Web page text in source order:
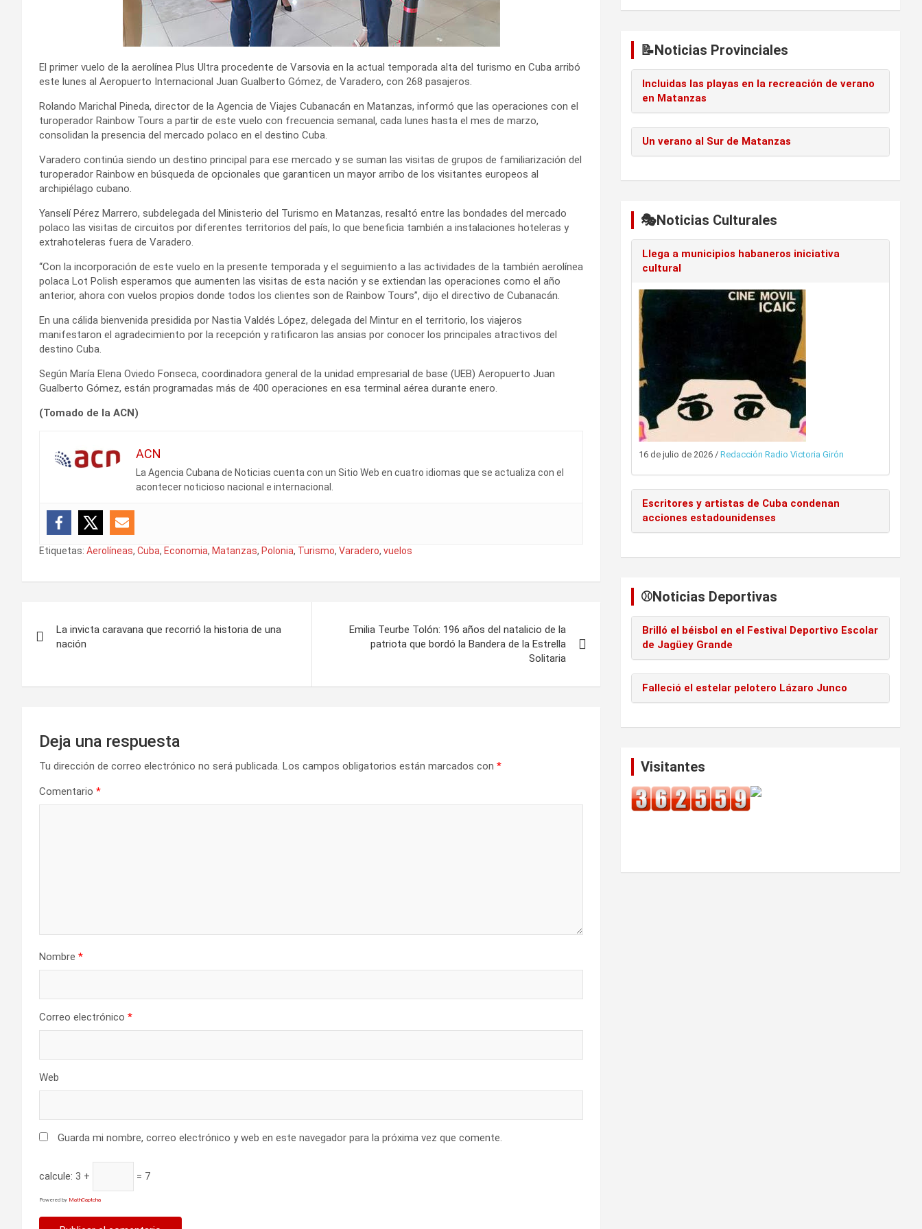
El primer vuelo de la aerolínea Plus Ultra procedente de Varsovia en la actual temporada alta del turismo en Cuba arribó
este lunes al Aeropuerto Internacional Juan Gualberto Gómez, de Varadero, con 268 pasajeros.
Rolando Marichal Pineda, director de la Agencia de Viajes Cubanacán en Matanzas, informó que las operaciones con el
turoperador Rainbow Tours a partir de este vuelo con frecuencia semanal, cada lunes hasta el mes de marzo,
consolidan la presencia del mercado polaco en el destino Cuba.
Varadero continúa siendo un destino principal para ese mercado y se suman las visitas de grupos de familiarización del
turoperador Rainbow en búsqueda de opcionales que garanticen un mayor arribo de los visitantes europeos al
archipiélago cubano.
Yanselí Pérez Marrero, subdelegada del Ministerio del Turismo en Matanzas, resaltó entre las bondades del mercado
polaco las visitas de circuitos por diferentes territorios del país, lo que beneficia también a instalaciones hoteleras y
extrahoteleras fuera de Varadero.
“Con la incorporación de este vuelo en la presente temporada y el seguimiento a las actividades de la también aerolínea
polaca Lot Polish esperamos que aumenten las visitas de esta nación y se extiendan las operaciones como el año
anterior, ahora con vuelos propios donde todos los clientes son de Rainbow Tours”, dijo el directivo de Cubanacán.
En una cálida bienvenida presidida por Nastia Valdés López, delegada del Mintur en el territorio, los viajeros
manifestaron el agradecimiento por la recepción y ratificaron las ansias por conocer los principales atractivos del
destino Cuba.
Según María Elena Oviedo Fonseca, coordinadora general de la unidad empresarial de base (UEB) Aeropuerto Juan
Gualberto Gómez, están programadas más de 400 operaciones en esa terminal aérea durante enero.
(Tomado de la ACN)
ACN
La Agencia Cubana de Noticias cuenta con un Sitio Web en cuatro idiomas que se actualiza con el
acontecer noticioso nacional e internacional.
Etiquetas: Aerolíneas, Cuba, Economia, Matanzas, Polonia, Turismo, Varadero, vuelos
La invicta caravana que recorrió la historia de una
nación
Emilia Teurbe Tolón: 196 años del natalicio de la
patriota que bordó la Bandera de la Estrella
Solitaria
Deja una respuesta
Tu dirección de correo electrónico no será publicada. Los campos obligatorios están marcados con *
Comentario *
Nombre *
Correo electrónico *
Web
Guarda mi nombre, correo electrónico y web en este navegador para la próxima vez que comente.
calcule: 3 + = 7
Powered by MathCaptcha
📝Noticias Provinciales
Incluidas las playas en la recreación de verano
en Matanzas
Un verano al Sur de Matanzas
🎭Noticias Culturales
Llega a municipios habaneros iniciativa
cultural
16 de julio de 2026 /Redacción Radio Victoria Girón
Escritores y artistas de Cuba condenan
acciones estadounidenses
⚾️Noticias Deportivas
Brilló el béisbol en el Festival Deportivo Escolar
de Jagüey Grande
Falleció el estelar pelotero Lázaro Junco
Visitantes